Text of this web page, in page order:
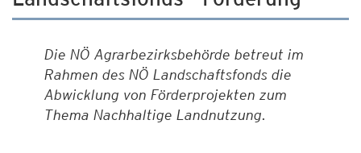
Die NÖ Agrarbezirksbehörde betreut im
Rahmen des NÖ Landschaftsfonds die
Abwicklung von Förderprojekten zum
Thema Nachhaltige Landnutzung.